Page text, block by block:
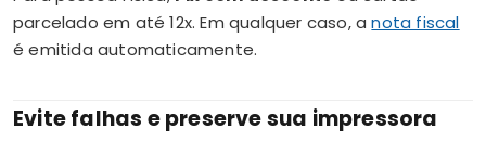
parcelado em até 12x. Em qualquer caso, anota fiscal
é emitida automaticamente.
Evite falhas e preserve sua impressora